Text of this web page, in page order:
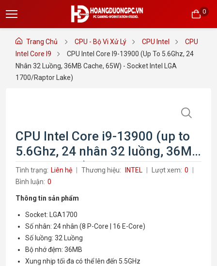
0
Trang Chủ CPU - Bộ Vi Xử Lý CPU Intel
CPU
Intel Core I9
CPU Intel Core I9-13900 (up To 5.6Ghz, 24
Nhân 32 Luồng, 36MB Cache, 65W) - Socket Intel LGA
1700/Raptor Lake)
CPU Intel Core i9-13900 (up to
5.6Ghz, 24 nhân 32 luồng, 36MB
Cache, 65W) - Socket Intel LGA
1700/Raptor Lake)
Tình trạng: Liên hệ Thương hiệu: INTEL Lượt xem: 0
Bình luận: 0
Thông tin sản phẩm
Socket: LGA1700
Số nhân: 24 nhân (8 P-Core | 16 E-Core)
Số luồng: 32 Luồng
Bộ nhớ đệm: 36MB
Xung nhịp tối đa có thể lên đến 5.5GHz